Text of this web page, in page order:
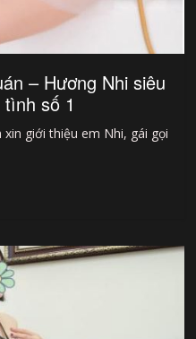
– Hương Nhi siêu
số 1
giới thiệu em Nhi, gái gọi